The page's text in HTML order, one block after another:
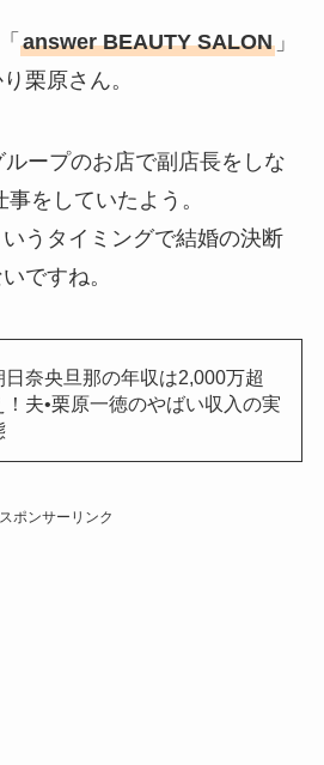
answer BEAUTY SALON」
栗原さん。
ープのお店で副店長をしな
をしていたよう。
うタイミングで結婚の決断
ですね。
日奈央旦那の年収は2,000万超
！夫•栗原一徳のやばい収入の実
スポンサーリンク